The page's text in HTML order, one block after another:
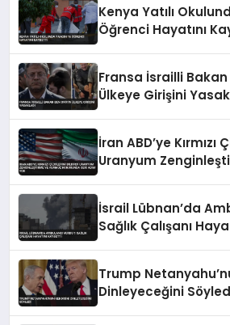
Kenya Yatılı
Öğrenci Hayatını
Fransa İsrailli Bakan
Ülkeye Girişini
İran ABD’ye
Uranyum
İsrail Lübnan’da
Sağlık Çalışanı
Trump
Dinleyeceğini